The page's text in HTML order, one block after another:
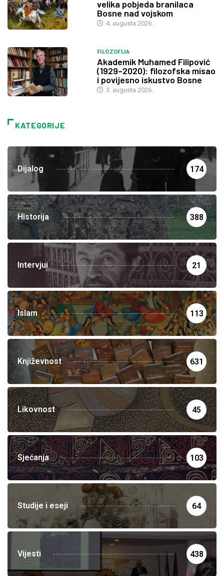
velika pobjeda branilaca
Bosne nad vojskom
4. augusta 2026.
FILOZOFIJA
Akademik Muhamed Filipović
(1929–2020): filozofska misao
i povijesno iskustvo Bosne
3. augusta 2026.
KATEGORIJE
Dijalog 174
Historija 388
Intervjui 21
Islam 113
Književnost 631
Likovnost 45
Sjećanja 103
Studije i eseji 64
Vijesti 438